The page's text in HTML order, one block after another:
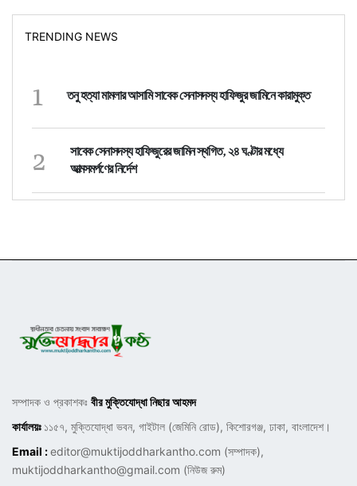
TRENDING NEWS
1 তনু হত্যা মামলার আসামি সাবেক সেনাসদস্য হাফিজুর জামিনে কারামুক্ত
2
সাবেক সেনাসদস্য হাফিজুরের জামিন স্থগিত, ২৪ ঘণ্টার মধ্যে
আত্মসমর্পণের নির্দেশ
সম্পাদক ও প্রকাশকঃ বীর মুক্তিযোদ্ধা নিছার আহমদ
কার্যালয়ঃ ১১৫৭, মুক্তিযোদ্ধা ভবন, গাইটাল (জেমিনি রোড), কিশোরগঞ্জ, ঢাকা, বাংলাদেশ।
Email :editor@muktijoddharkantho.com (সম্পাদক),
muktijoddharkantho@gmail.com (নিউজ রুম)